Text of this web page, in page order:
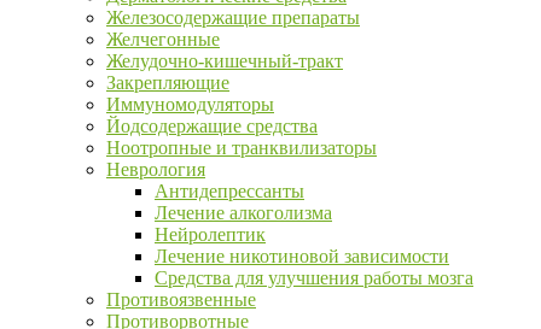
Железосодержащие препараты
Желчегонные
Желудочно-кишечный-тракт
Закрепляющие
Иммуномодуляторы
Йодсодержащие средства
Ноотропные и транквилизаторы
Неврология
Антидепрессанты
Лечение алкоголизма
Нейролептик
Лечение никотиновой зависимости
Средства для улучшения работы мозга
Противоязвенные
Противорвотные